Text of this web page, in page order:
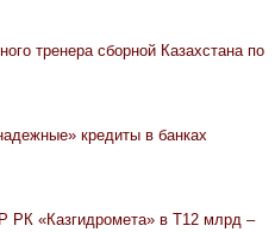
тренера сборной Казахстана по
кредиты в банках
РК «Казгидромета» в Т12 млрд –